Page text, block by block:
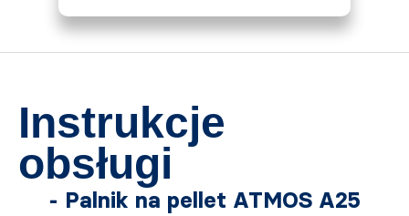
Instrukcje
obsługi
- Palnik na pellet ATMOS A25